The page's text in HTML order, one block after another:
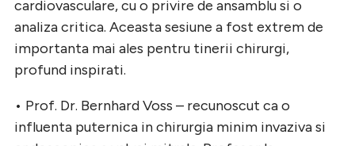
cardiovasculare, cu o privire de ansamblu si o
analiza critica. Aceasta sesiune a fost extrem de
importanta mai ales pentru tinerii chirurgi,
profund inspirati.
• Prof. Dr. Bernhard Voss – recunoscut ca o
influenta puternica in chirurgia minim invaziva si